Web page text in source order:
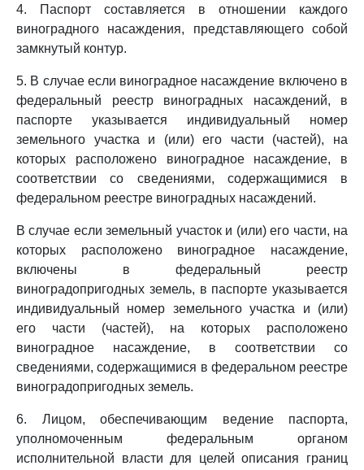
4. Паспорт составляется в отношении каждого
виноградного насаждения, представляющего собой
замкнутый контур.
5. В случае если виноградное насаждение включено в
федеральный реестр виноградных насаждений, в
паспорте указывается индивидуальный номер
земельного участка и (или) его части (частей), на
которых расположено виноградное насаждение, в
соответствии со сведениями, содержащимися в
федеральном реестре виноградных насаждений.
В случае если земельный участок и (или) его части, на
которых расположено виноградное насаждение,
включены в федеральный реестр
виноградопригодных земель, в паспорте указывается
индивидуальный номер земельного участка и (или)
его части (частей), на которых расположено
виноградное насаждение, в соответствии со
сведениями, содержащимися в федеральном реестре
виноградопригодных земель.
6. Лицом, обеспечивающим ведение паспорта,
уполномоченным федеральным органом
исполнительной власти для целей описания границ